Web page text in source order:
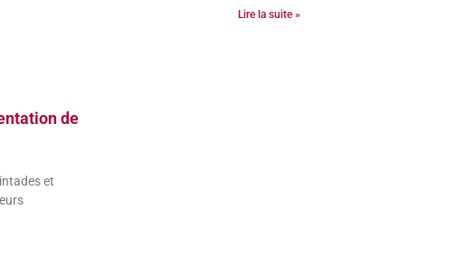
Lire la suite »
de
et